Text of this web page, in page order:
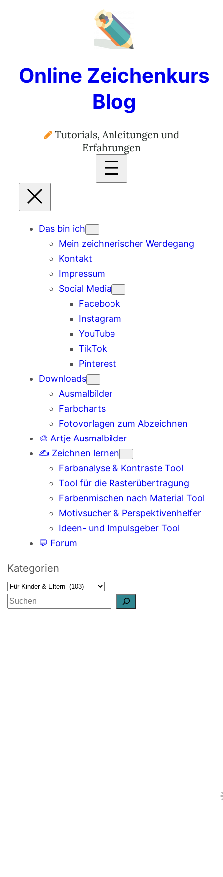
Online Zeichenkurs
Blog
Tutorials, Anleitungen und
Erfahrungen
Das bin ich
Mein zeichnerischer Werdegang
Kontakt
Impressum
Social Media
Facebook
Instagram
YouTube
TikTok
Pinterest
Downloads
Ausmalbilder
Farbcharts
Fotovorlagen zum Abzeichnen
🎨 Artje Ausmalbilder
✍️ Zeichnen lernen
Farbanalyse & Kontraste Tool
Tool für die Rasterübertragung
Farbenmischen nach Material Tool
Motivsucher & Perspektivenhelfer
Ideen- und Impulsgeber Tool
💬 Forum
Kategorien
S